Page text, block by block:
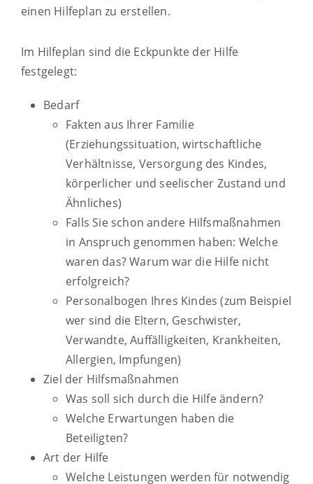
einen Hilfeplan zu erstellen.
Im Hilfeplan sind die Eckpunkte der Hilfe
festgelegt:
Bedarf
Fakten aus Ihrer Familie
(Erziehungssituation, wirtschaftliche
Verhältnisse, Versorgung des Kindes,
körperlicher und seelischer Zustand und
Ähnliches)
Falls Sie schon andere Hilfsmaßnahmen
in Anspruch genommen haben: Welche
waren das? Warum war die Hilfe nicht
erfolgreich?
Personalbogen Ihres Kindes (zum Beispiel
wer sind die Eltern, Geschwister,
Verwandte, Auffälligkeiten, Krankheiten,
Allergien, Impfungen)
Ziel der Hilfsmaßnahmen
Was soll sich durch die Hilfe ändern?
Welche Erwartungen haben die
Beteiligten?
Art der Hilfe
Welche Leistungen werden für notwendig